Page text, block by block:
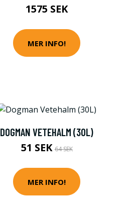
1575 SEK
MER INFO!
DOGMAN VETEHALM (30L)
51 SEK64 SEK
MER INFO!